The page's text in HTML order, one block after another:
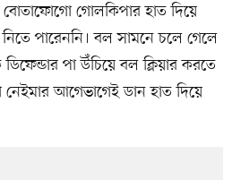
গোলকিপার হাত দিয়ে
পারেননি। বল সামনে চলে গেলে
পা উঁচিয়ে বল ক্লিয়ার করতে
নেইমার আগেভাগেই ডান হাত দিয়ে